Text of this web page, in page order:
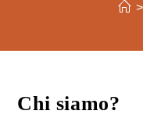
>
Chi siamo?